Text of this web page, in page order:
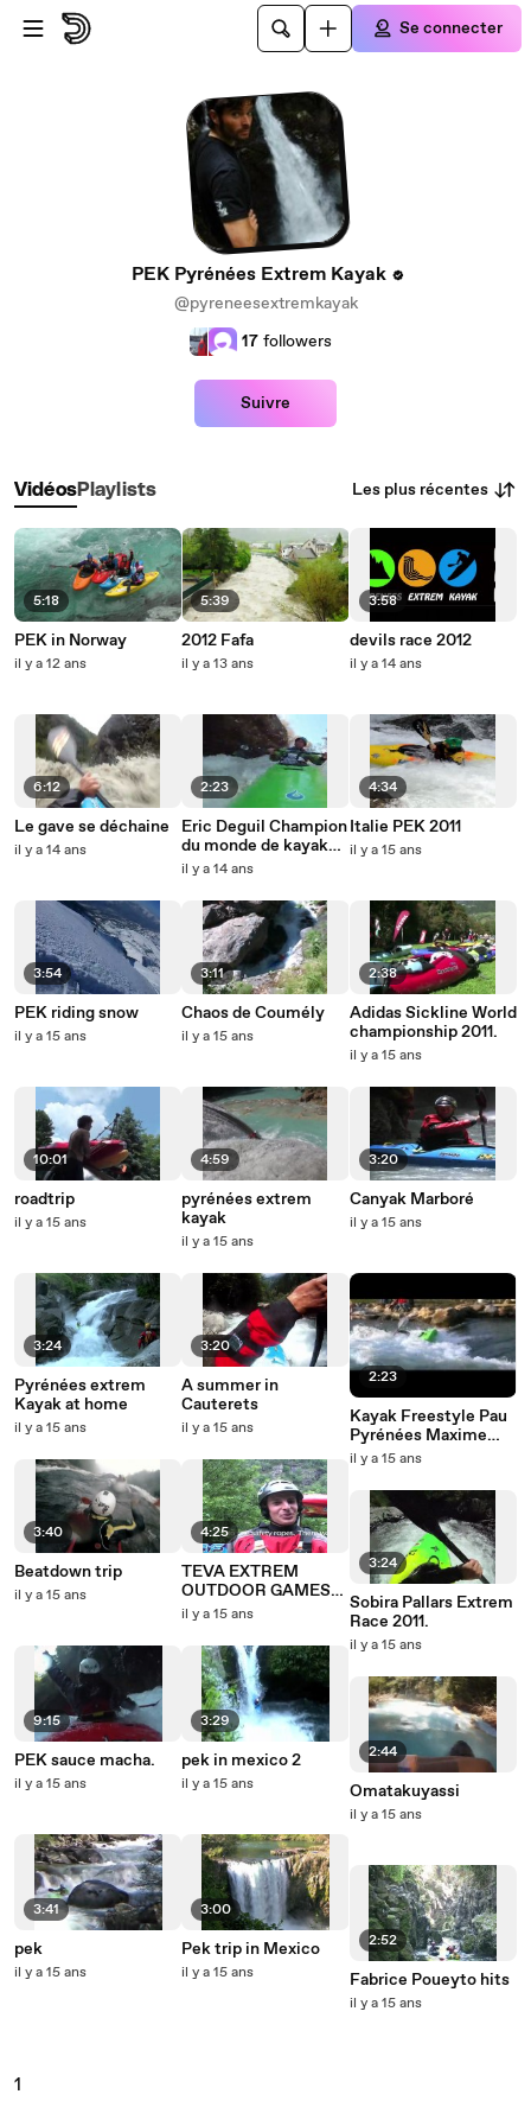
Passer au contenu principal
Se connecter
PEK Pyrénées Extrem Kayak
@pyreneesextremkayak
17 followers
Suivre
VidéosPlaylists Les plus récentes
5:18
PEK in Norway
il y a 12 ans
6:12
Le gave se déchaine
il y a 14 ans
3:54
PEK riding snow
il y a 15 ans
10:01
roadtrip
il y a 15 ans
3:24
Pyrénées extrem
Kayak at home
il y a 15 ans
3:40
Beatdown trip
il y a 15 ans
9:15
PEK sauce macha.
il y a 15 ans
3:41
pek
il y a 15 ans
5:39
2012 Fafa
il y a 13 ans
2:23
Eric Deguil Champion
du monde de kayak
extrême 2011
il y a 14 ans
3:11
Chaos de Coumély
il y a 15 ans
4:59
pyrénées extrem
kayak
il y a 15 ans
3:20
A summer in
Cauterets
il y a 15 ans
4:25
TEVA EXTREM
OUTDOOR GAMES
2011 training
il y a 15 ans
3:29
pek in mexico 2
il y a 15 ans
3:00
Pek trip in Mexico
il y a 15 ans
3:58
devils race 2012
il y a 14 ans
4:34
Italie PEK 2011
il y a 15 ans
2:38
Adidas Sickline World
championship 2011.
il y a 15 ans
3:20
Canyak Marboré
il y a 15 ans
2:23
Kayak Freestyle Pau
Pyrénées Maxime
Mitaut
il y a 15 ans
3:24
Sobira Pallars Extrem
Race 2011.
il y a 15 ans
2:44
Omatakuyassi
il y a 15 ans
2:52
Fabrice Poueyto hits
il y a 15 ans
1